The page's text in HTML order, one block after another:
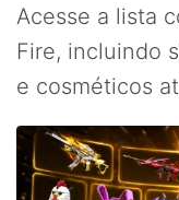
Acesse a lista
Fire, incluindo
e cosméticos